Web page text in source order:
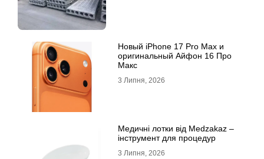
Новый iPhone 17 Pro Max и
оригинальный Айфон 16 Про
Макс
3 Липня, 2026
Медичні лотки від Medzakaz –
інструмент для процедур
3 Липня, 2026